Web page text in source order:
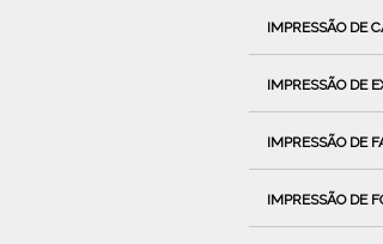
IMPRESSÃO DE
IMPRESSÃO DE
IMPRESSÃO DE
IMPRESSÃO DE